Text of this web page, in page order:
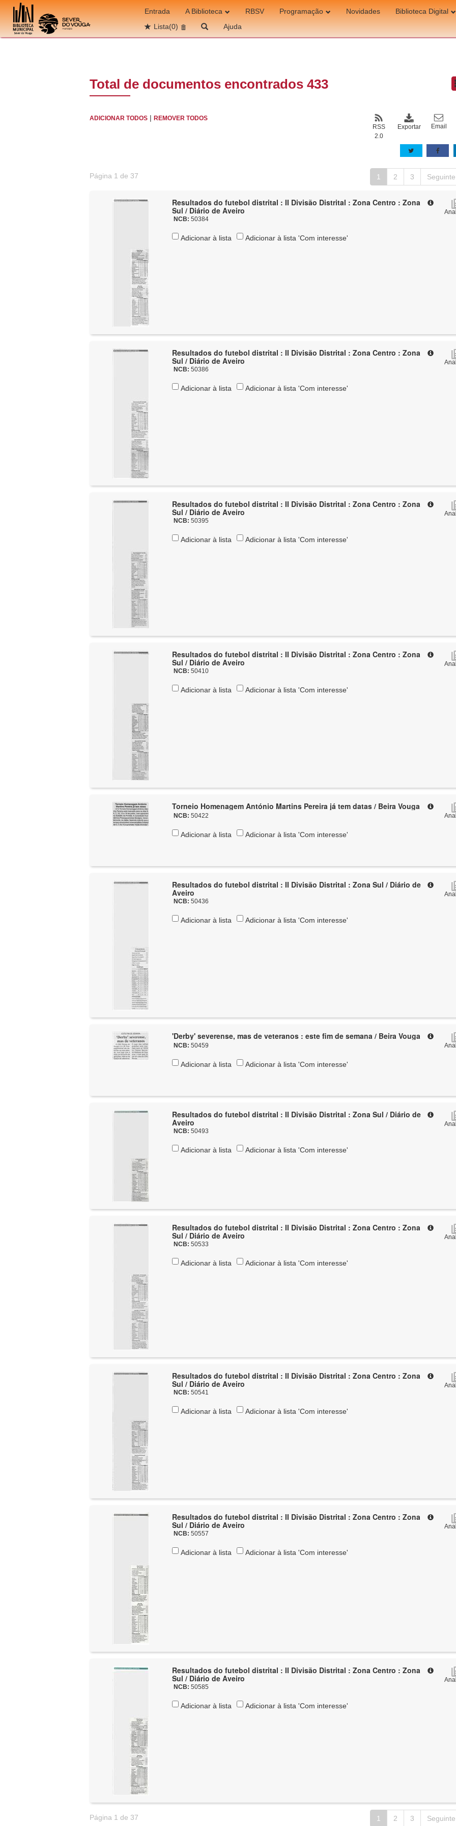
Ir para o conteúdo
Entrada A Biblioteca RBSV Programação Novidades Biblioteca Digital
Lista(0) Ajuda
Total de documentos encontrados 433
ADICIONAR TODOS |REMOVER TODOS
Email
Exportar
RSS
2.0
Página 1 de 37 1 2 3 Seguinte
Resultados do futebol distrital : II Divisão Distrital : Zona Centro : Zona
Sul / Diário de Aveiro
NCB:50384
Adicionar à lista Adicionar à lista 'Com interesse'
Resultados do futebol distrital : II Divisão Distrital : Zona Centro : Zona
Sul / Diário de Aveiro
NCB:50386
Adicionar à lista Adicionar à lista 'Com interesse'
Resultados do futebol distrital : II Divisão Distrital : Zona Centro : Zona
Sul / Diário de Aveiro
NCB:50395
Adicionar à lista Adicionar à lista 'Com interesse'
Resultados do futebol distrital : II Divisão Distrital : Zona Centro : Zona
Sul / Diário de Aveiro
NCB:50410
Adicionar à lista Adicionar à lista 'Com interesse'
Torneio Homenagem António Martins Pereira já tem datas / Beira Vouga
NCB:50422
Adicionar à lista Adicionar à lista 'Com interesse'
Resultados do futebol distrital : II Divisão Distrital : Zona Sul / Diário de
Aveiro
NCB:50436
Adicionar à lista Adicionar à lista 'Com interesse'
'Derby' severense, mas de veteranos : este fim de semana / Beira Vouga
NCB:50459
Adicionar à lista Adicionar à lista 'Com interesse'
Resultados do futebol distrital : II Divisão Distrital : Zona Sul / Diário de
Aveiro
NCB:50493
Adicionar à lista Adicionar à lista 'Com interesse'
Resultados do futebol distrital : II Divisão Distrital : Zona Centro : Zona
Sul / Diário de Aveiro
NCB:50533
Adicionar à lista Adicionar à lista 'Com interesse'
Resultados do futebol distrital : II Divisão Distrital : Zona Centro : Zona
Sul / Diário de Aveiro
NCB:50541
Adicionar à lista Adicionar à lista 'Com interesse'
Resultados do futebol distrital : II Divisão Distrital : Zona Centro : Zona
Sul / Diário de Aveiro
NCB:50557
Adicionar à lista Adicionar à lista 'Com interesse'
Resultados do futebol distrital : II Divisão Distrital : Zona Centro : Zona
Sul / Diário de Aveiro
NCB:50585
Adicionar à lista Adicionar à lista 'Com interesse'
Página 1 de 37 1 2 3 Seguinte